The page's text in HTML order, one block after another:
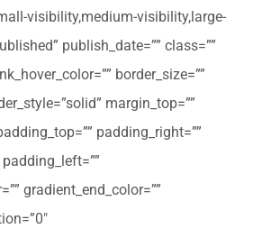
visibility,medium-visibility,large-
publish_date=”” class=””
border_size=””
margin_top=””
padding_right=””
gradient_end_color=””